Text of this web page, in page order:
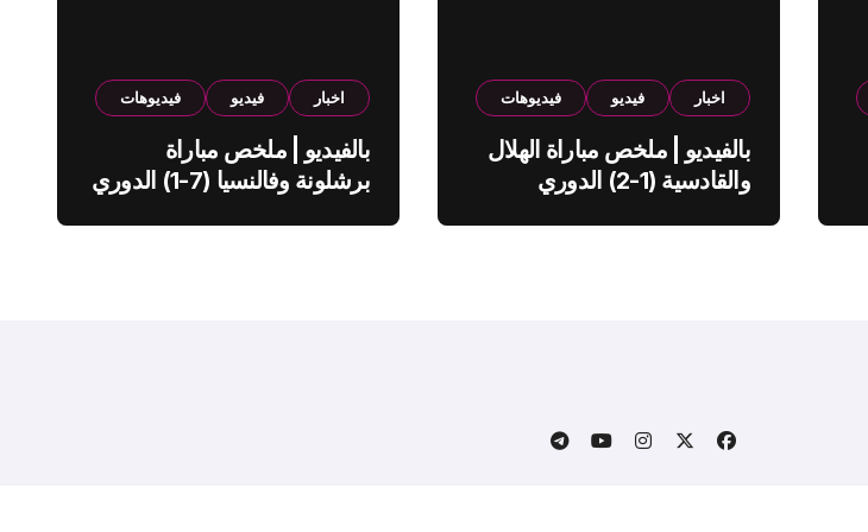
اخبار فيديو فيديوهات
بالفيديو | ملخص مباراة الهلال
والقادسية (1-2) الدوري
اخبار فيديو فيديوهات
بالفيديو | ملخص مباراة
برشلونة وفالنسيا (7-1) الدوري